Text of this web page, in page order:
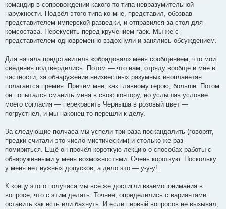
командир в сопровождении какого-то типа невразумительной
наружности. Подвёл этого типа ко мне, представил, обозвав
представителем имперской разведки, и отправился за стол для
комсостава. Перекусить перед кручением гаек. Мы же с
представителем одновременно вздохнули и занялись обсуждением.
Для начала представитель «обрадовал» меня сообщением, что мои
сведения подтвердились. Потом — что нам, отряду вообще и мне в
частности, за обнаружение неизвестных разумных инопланетян
полагается премия. Причём мне, как главному герою, больше. Потом
он попытался сманить меня в свою контору, но услышав условие
моего согласия — перекрасить Черныша в розовый цвет —
погрустнел, и мы наконец-то перешли к делу.
За следующие полчаса мы успели три раза поскандалить (говорят,
предки считали это число мистическим) и столько же раз
помириться. Ещё он прочёл короткую лекцию о способах работы с
обнаруженными у меня возможностями. Очень короткую. Поскольку
у меня нет нужных допусков, а дело это — у-у-у!..
К концу этого получаса мы всё же достигли взаимопонимания в
вопросе, что с этим делать. Точнее, определились с вариантами:
оставить как есть или бахнуть. И если первый вопросов не вызывал,